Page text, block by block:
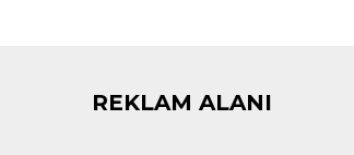
REKLAM ALANI